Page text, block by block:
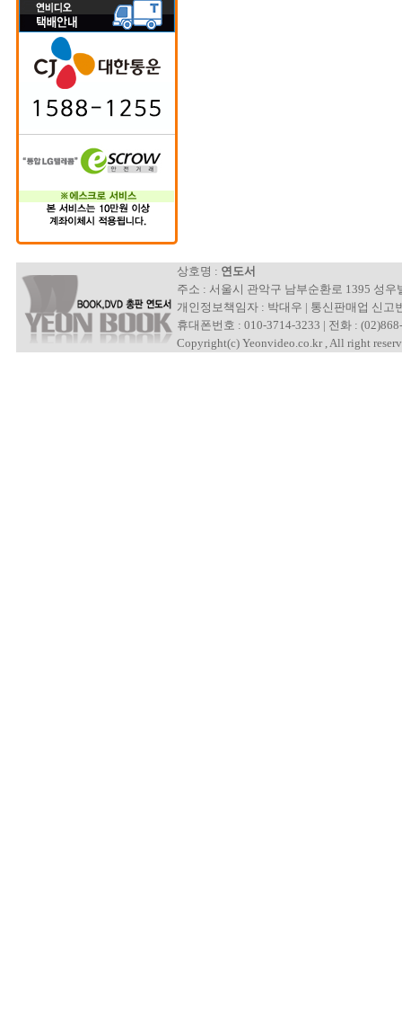
상호명 : 연도서
주소 : 서울시 관악구 남부순환로 1395 성우
개인정보책임자 : 박대우 | 통신판매업 신고
휴대폰번호 : 010-3714-3233 | 전화 :
Copyright(c) Yeonvideo.co.kr , All right